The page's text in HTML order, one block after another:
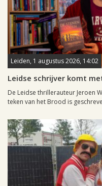
Leiden, 1 augustus 2026, 14:02
Leidse schrijver komt
De Leidse thrillerauteur Jeroen
teken van het Brood is